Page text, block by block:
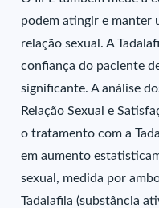
podem atingir e manter
relação sexual. A
confiança do paciente
significante. A análise
Relação Sexual e
o tratamento com a
em aumento
sexual, medida por
Tadalafila (substância